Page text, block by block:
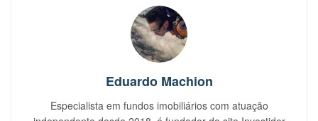
Eduardo Machion
Especialista em fundos imobiliários com atuação